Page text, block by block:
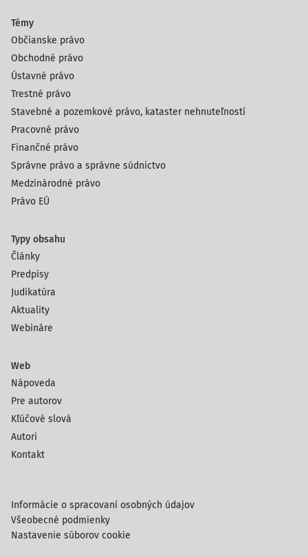
Témy
Občianske právo
Obchodné právo
Ústavné právo
Trestné právo
Stavebné a pozemkové právo, kataster nehnuteľností
Pracovné právo
Finančné právo
Správne právo a správne súdnictvo
Medzinárodné právo
Právo EÚ
Typy obsahu
Články
Predpisy
Judikatúra
Aktuality
Webináre
Web
Nápoveda
Pre autorov
Kľúčové slová
Autori
Kontakt
Informácie o spracovaní osobných údajov
Všeobecné podmienky
Nastavenie súborov cookie